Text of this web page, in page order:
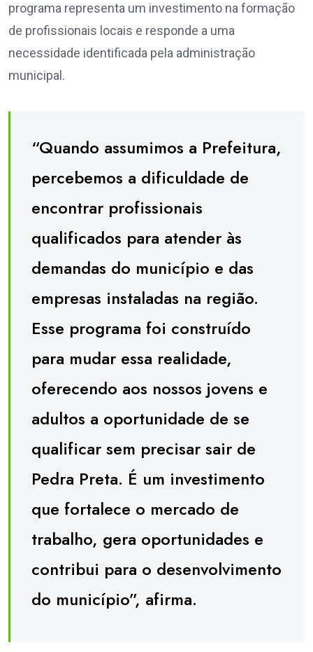
programa representa um investimento na formação
de profissionais locais e responde a uma
necessidade identificada pela administração
municipal.
“Quando assumimos a Prefeitura,
percebemos a dificuldade de
encontrar profissionais
qualificados para atender às
demandas do município e das
empresas instaladas na região.
Esse programa foi construído
para mudar essa realidade,
oferecendo aos nossos jovens e
adultos a oportunidade de se
qualificar sem precisar sair de
Pedra Preta. É um investimento
que fortalece o mercado de
trabalho, gera oportunidades e
contribui para o desenvolvimento
do município”, afirma.